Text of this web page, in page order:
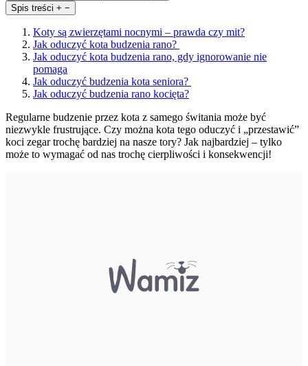
Spis treści + −
Koty są zwierzętami nocnymi – prawda czy mit?
Jak oduczyć kota budzenia rano?
Jak oduczyć kota budzenia rano, gdy ignorowanie nie
pomaga
Jak oduczyć budzenia kota seniora?
Jak oduczyć budzenia rano kocięta?
Regularne budzenie przez kota z samego świtania może być
niezwykle frustrujące. Czy można kota tego oduczyć i „przestawić”
koci zegar trochę bardziej na nasze tory? Jak najbardziej – tylko
może to wymagać od nas trochę cierpliwości i konsekwencji!